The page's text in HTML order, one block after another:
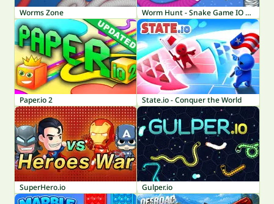
Worms Zone Worm Hunt - Snake Game IO Zone
Paper.io 2 State.io - Conquer the World
SuperHero.io Gulper.io